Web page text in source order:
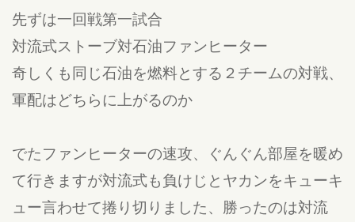
先ずは一回戦第一試合
対流式ストーブ対石油ファンヒーター
奇しくも同じ石油を燃料とする２チームの対戦、
軍配はどちらに上がるのか
でたファンヒーターの速攻、ぐんぐん部屋を暖め
て行きますが対流式も負けじとヤカンをキューキ
ュー言わせて捲り切りました、勝ったのは対流